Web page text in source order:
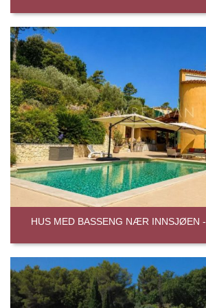
HUS MED BASSENG NÆR INNSJØEN